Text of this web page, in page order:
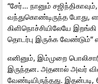
“சேர்… நானும்
வந்துகொண்டிருந்த போது,
கிளிநொச்சியிலேயே
தொடர்பு இருக்க வேண்டும்“
எனினும், இம்முறை
இருந்தன. அதனால் அவர்
வேண்டியிருந்தது.